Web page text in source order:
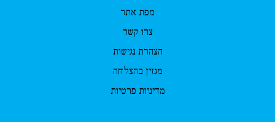
מפת אתר
צרו קשר
הצהרת נגישות
מגזין בהצלחה
מדיניות פרטיות